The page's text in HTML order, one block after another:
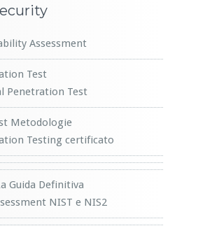
Assessment
Test
Penetration Test
Metodologie
Testing certificato
Guida Definitiva
NIST e NIS2